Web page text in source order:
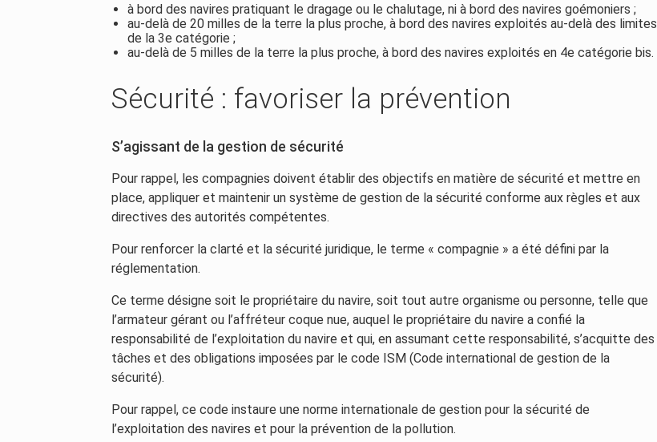
à bord des navires pratiquant le dragage ou le chalutage, ni à bord des navires goémoniers ;
au-delà de 20 milles de la terre la plus proche, à bord des navires exploités au-delà des limites
de la 3e catégorie ;
au-delà de 5 milles de la terre la plus proche, à bord des navires exploités en 4e catégorie bis.
Sécurité : favoriser la prévention
S’agissant de la gestion de sécurité
Pour rappel, les compagnies doivent établir des objectifs en matière de sécurité et mettre en
place, appliquer et maintenir un système de gestion de la sécurité conforme aux règles et aux
directives des autorités compétentes.
Pour renforcer la clarté et la sécurité juridique, le terme « compagnie » a été défini par la
réglementation.
Ce terme désigne soit le propriétaire du navire, soit tout autre organisme ou personne, telle que
l’armateur gérant ou l’affréteur coque nue, auquel le propriétaire du navire a confié la
responsabilité de l’exploitation du navire et qui, en assumant cette responsabilité, s’acquitte des
tâches et des obligations imposées par le code ISM (Code international de gestion de la
sécurité).
Pour rappel, ce code instaure une norme internationale de gestion pour la sécurité de
l’exploitation des navires et pour la prévention de la pollution.